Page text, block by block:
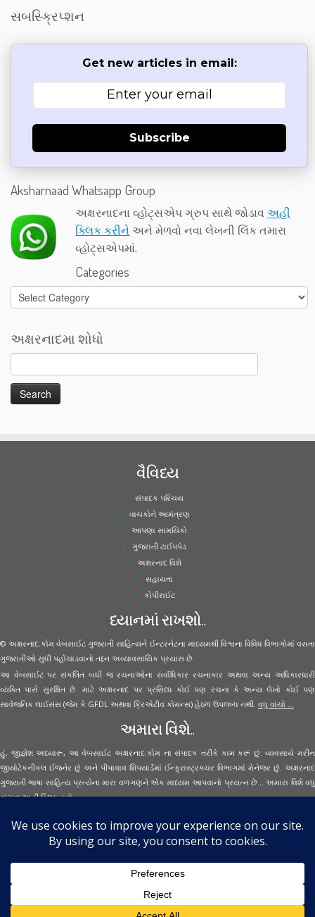
સબસ્ક્રિપ્શન
Get new articles in email:
Subscribe
Aksharnaad Whatsapp Group
અક્ષરનાદના વ્હોટ્સએપ ગ્રુપ સાથે જોડાવઅહીં
ક્લિક કરીને અને મેળવો નવા લેખની લિંક તમારા
વ્હોટ્સએપમાં.
Categories
Categories
અક્ષરનાદમા શોધો
વૈવિધ્ય
સંપાદક પરિચય
વાચકોને આમંત્રણ
આપણા સામયિકો
ગુજરાતી ટાઈપપેડ
અક્ષરનાદ વિશે
સહાયતા
કોપીરાઈટ
ધ્યાનમાં રાખશો..
© અક્ષરનાદ.કોમ વેબસાઈટ ગુજરાતી સાહિત્યને ઈન્ટરનેટના માધ્યમથી વિશ્વના વિવિધ વિભાગોમાં વસતા
ગુજરાતીઓ સુધી પહોંચાડવાનો તદ્દન અવ્યાવસાયિક પ્રયાસ છે.
આ વેબસાઈટ પર સંકલિત બધી જ રચનાઓના સર્વાધિકાર રચનાકાર અથવા અન્ય અધિકારધારી
વ્યક્તિ પાસે સુરક્ષિત છે. માટે અક્ષરનાદ પર પ્રસિધ્ધ કોઈ પણ રચના કે અન્ય લેખો કોઈ પણ
સાર્વજનિક લાઈસંસ (જેમ કે GFDL અથવા ક્રિએટીવ કોમન્સ) હેઠળ ઉપલબ્ધ નથી. વધુ વાંચો ...
અમારા વિશે..
હું, જીજ્ઞેશ અધ્યારૂ, આ વેબસાઈટ અક્ષરનાદ.કોમ ના સંપાદક તરીકે કામ કરૂં છું. વ્યવસાયે મરીન
જીયોટેકનીકલ ઈજનેર છું અને પીપાવાવ શિપયાર્ડમાં ઈન્ફ્રાસ્ટ્રક્ચર વિભાગમાં મેનેજર છું. અક્ષરનાદ
ગુજરાતી ભાષા સાહિત્ય પ્રત્યેના મારા વળગણને એક માધ્યમ આપવાનો પ્રયત્ન છે... અમારા વિશે વધુ
વાંચવાઅહીં ક્લિક કરો...
Secured Site Assurance
Aksharnaad.com
By Jignesh Adhyaru ·
· All Rights Reserved ·